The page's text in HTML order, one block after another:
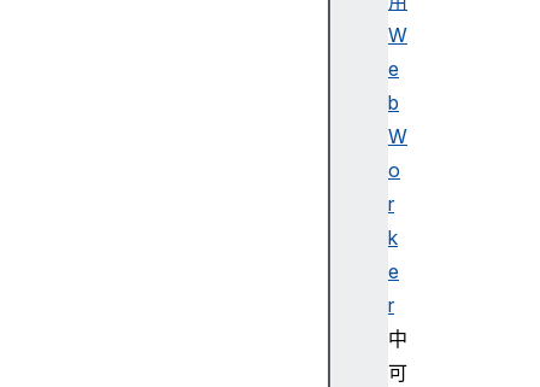
W
e
b
W
o
r
k
e
r
中
可